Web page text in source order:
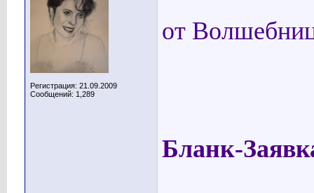
Регистрация: 21.09.2009
Сообщений: 1,289
от
Бланк-